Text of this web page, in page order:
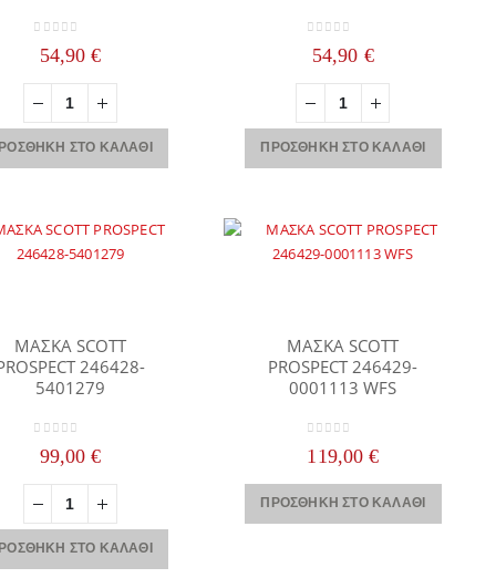
54,90€
ΣΤΟ ΚΑΛΆΘΙ
54,90 €
ΠΡΟΣΘΉΚΗ ΣΤΟ ΚΑΛΆΘΙ
ΜΑΣΚΑ SCOTT
246428-
5401279
99,00€
ΣΤΟ ΚΑΛΆΘΙ
ΜΑΣΚΑ SCOTT
PROSPECT 246429-
0001113 WFS
119,00€
ΠΡΟΣΘΉΚΗ ΣΤΟ ΚΑΛΆΘΙ